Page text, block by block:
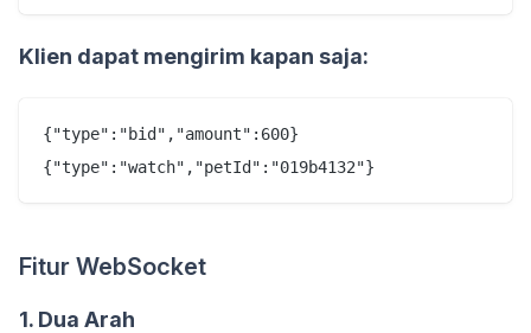
Klien dapat mengirim kapan saja:
{"type":"bid","amount":600}
Fitur WebSocket
1. Dua Arah